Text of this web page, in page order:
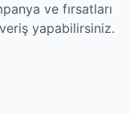
ve fırsatları
yapabilirsiniz.